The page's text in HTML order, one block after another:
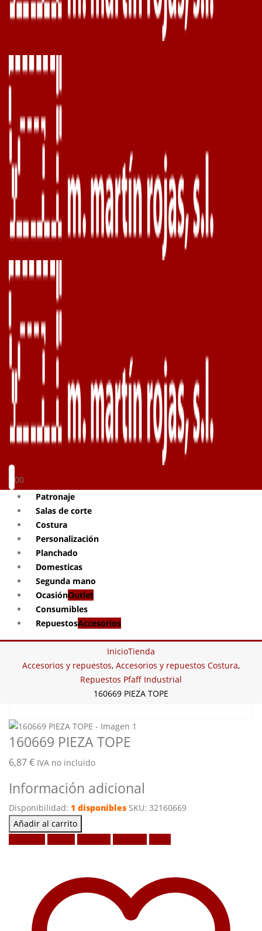
00
Patronaje
Salas de corte
Costura
Personalización
Planchado
Domesticas
Segunda mano
OcasiónOutlet
Consumibles
RepuestosAccesorios
InicioTienda
Accesorios y repuestos, Accesorios y repuestos Costura,
Repuestos Pfaff Industrial
160669 PIEZA TOPE
160669 PIEZA TOPE
6,87€ IVA no incluido
Información adicional
Disponibilidad: 1 disponibles SKU: 32160669
Añadir al carrito